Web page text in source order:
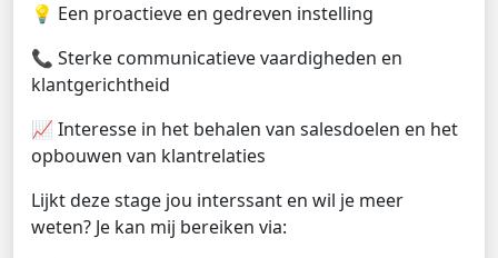
💡 Een proactieve en gedreven instelling
📞 Sterke communicatieve vaardigheden en
klantgerichtheid
📈 Interesse in het behalen van salesdoelen en het
opbouwen van klantrelaties
Lijkt deze stage jou interssant en wil je meer
weten? Je kan mij bereiken via: